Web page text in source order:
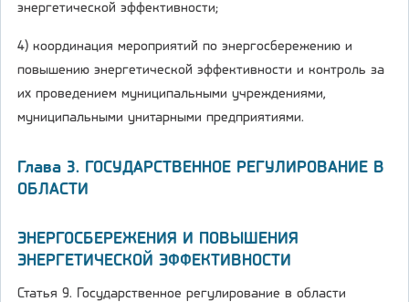
энергетической эффективности;
4) координация мероприятий по энергосбережению и
повышению энергетической эффективности и контроль за
их проведением муниципальными учреждениями,
муниципальными унитарными предприятиями.
Глава 3. ГОСУДАРСТВЕННОЕ РЕГУЛИРОВАНИЕ В
ОБЛАСТИ
ЭНЕРГОСБЕРЕЖЕНИЯ И ПОВЫШЕНИЯ
ЭНЕРГЕТИЧЕСКОЙ ЭФФЕКТИВНОСТИ
Статья 9. Государственное регулирование в области